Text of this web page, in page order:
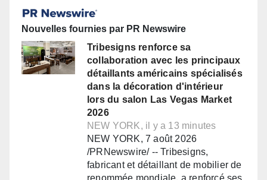
Nouvelles fournies par PR Newswire
Tribesigns renforce sa
collaboration avec les principaux
détaillants américains spécialisés
dans la décoration d'intérieur
lors du salon Las Vegas Market
2026
NEW YORK, il y a 13 minutes
NEW YORK, 7 août 2026
/PRNewswire/ -- Tribesigns,
fabricant et détaillant de mobilier de
renommée mondiale, a renforcé ses